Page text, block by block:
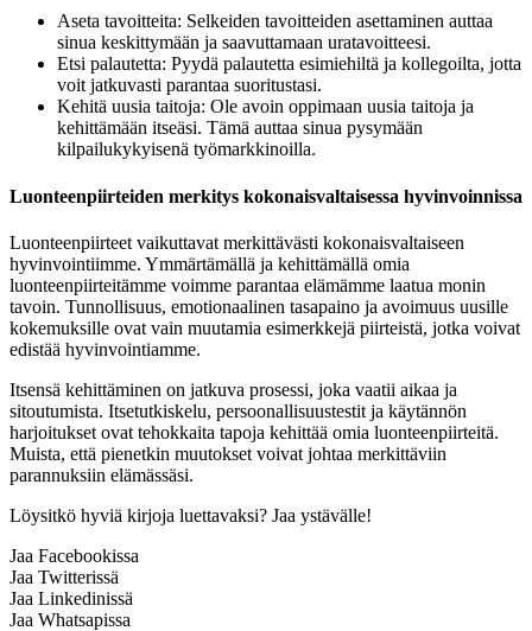
Aseta tavoitteita: Selkeiden tavoitteiden asettaminen auttaa
sinua keskittymään ja saavuttamaan uratavoitteesi.
Etsi palautetta: Pyydä palautetta esimiehiltä ja kollegoilta, jotta
voit jatkuvasti parantaa suoritustasi.
Kehitä uusia taitoja: Ole avoin oppimaan uusia taitoja ja
kehittämään itseäsi. Tämä auttaa sinua pysymään
kilpailukykyisenä työmarkkinoilla.
Luonteenpiirteiden merkitys kokonaisvaltaisessa hyvinvoinnissa
Luonteenpiirteet vaikuttavat merkittävästi kokonaisvaltaiseen
hyvinvointiimme. Ymmärtämällä ja kehittämällä omia
luonteenpiirteitämme voimme parantaa elämämme laatua monin
tavoin. Tunnollisuus, emotionaalinen tasapaino ja avoimuus uusille
kokemuksille ovat vain muutamia esimerkkejä piirteistä, jotka voivat
edistää hyvinvointiamme.
Itsensä kehittäminen on jatkuva prosessi, joka vaatii aikaa ja
sitoutumista. Itsetutkiskelu, persoonallisuustestit ja käytännön
harjoitukset ovat tehokkaita tapoja kehittää omia luonteenpiirteitä.
Muista, että pienetkin muutokset voivat johtaa merkittäviin
parannuksiin elämässäsi.
Löysitkö hyviä kirjoja luettavaksi? Jaa ystävälle!
Jaa Facebookissa
Jaa Twitterissä
Jaa Linkedinissä
Jaa Whatsapissa